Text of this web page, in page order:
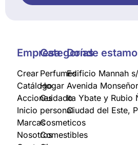
Empresa
Crear
Catálogo
Acciones
Inicio
Marcas
Nosotros
Categorías
Perfumes
Hogar
Cuidado
personal
Cosmeticos
Comestibles
Donde
Edificio Mannah
Avenida
Ita Ybate y Rubio
Ciudad del Este,